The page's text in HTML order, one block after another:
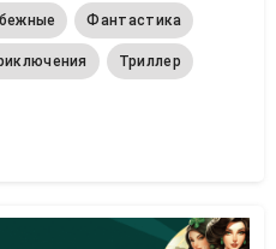
Фантастика
Триллер